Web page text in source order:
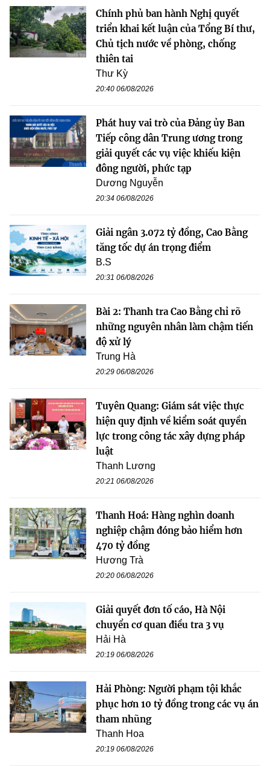
Chính phủ ban hành Nghị quyết
triển khai kết luận của Tổng Bí thư,
Chủ tịch nước về phòng, chống
thiên tai
Thư Kỳ
20:40 06/08/2026
Phát huy vai trò của Đảng ủy Ban
Tiếp công dân Trung ương trong
giải quyết các vụ việc khiếu kiện
đông người, phức tạp
Dương Nguyễn
20:34 06/08/2026
Giải ngân 3.072 tỷ đồng, Cao Bằng
tăng tốc dự án trọng điểm
B.S
20:31 06/08/2026
Bài 2: Thanh tra Cao Bằng chỉ rõ
những nguyên nhân làm chậm tiến
độ xử lý
Trung Hà
20:29 06/08/2026
Tuyên Quang: Giám sát việc thực
hiện quy định về kiểm soát quyền
lực trong công tác xây dựng pháp
luật
Thanh Lương
20:21 06/08/2026
Thanh Hoá: Hàng nghìn doanh
nghiệp chậm đóng bảo hiểm hơn
470 tỷ đồng
Hương Trà
20:20 06/08/2026
Giải quyết đơn tố cáo, Hà Nội
chuyển cơ quan điều tra 3 vụ
Hải Hà
20:19 06/08/2026
Hải Phòng: Người phạm tội khắc
phục hơn 10 tỷ đồng trong các vụ án
tham nhũng
Thanh Hoa
20:19 06/08/2026